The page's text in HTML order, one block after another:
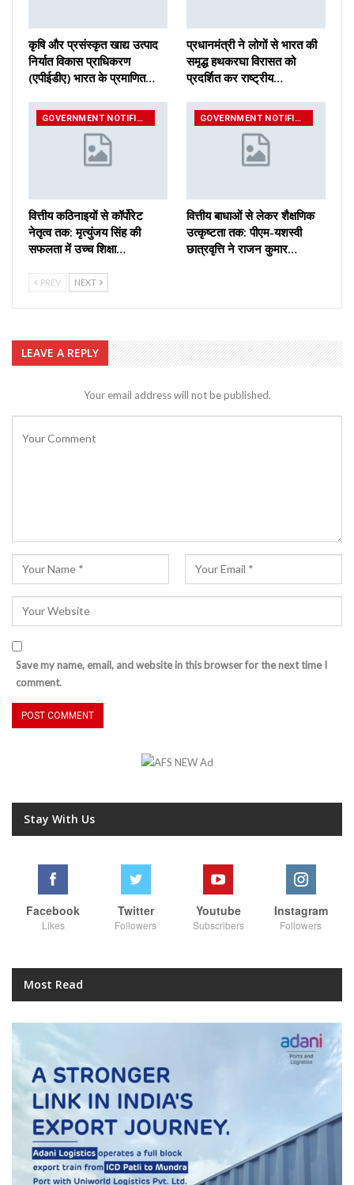
कृषि और प्रसंस्कृत खाद्य उत्पाद
निर्यात विकास प्राधिकरण
(एपीईडीए) भारत के प्रमाणित…
प्रधानमंत्री ने लोगों से भारत की
समृद्ध हथकरघा विरासत को
प्रदर्शित कर राष्ट्रीय…
GOVERNMENT NOTIFICATIONS
वित्तीय कठिनाइयों से कॉर्पोरेट
नेतृत्व तक: मृत्युंजय सिंह की
सफलता में उच्च शिक्षा…
GOVERNMENT NOTIFICATIONS
वित्तीय बाधाओं से लेकर शैक्षणिक
उत्कृष्टता तक: पीएम-यशस्वी
छात्रवृत्ति ने राजन कुमार…
PREV NEXT
LEAVE A REPLY
Your email address will not be published.
Save my name, email, and website in this browser for the next time I
comment.
Stay With Us
Facebook
Likes
Twitter
Followers
Youtube
Subscribers
Instagram
Followers
Most Read